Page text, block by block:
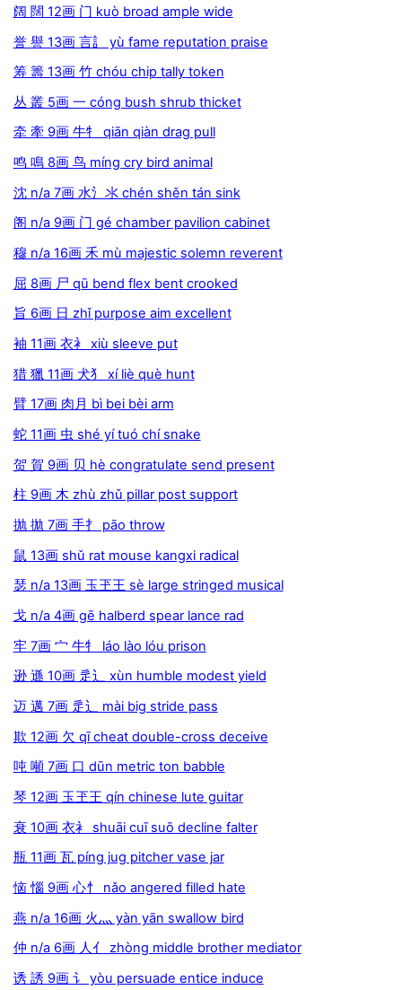
阔 闊 12画 门 kuò broad ample wide
誉 譽 13画 言訁 yù fame reputation praise
筹 籌 13画 竹 chóu chip tally token
丛 叢 5画 一 cóng bush shrub thicket
牵 牽 9画 牛牜 qiān qiàn drag pull
鸣 鳴 8画 鸟 míng cry bird animal
沈 n/a 7画 水氵氺 chén shěn tán sink
阁 n/a 9画 门 gé chamber pavilion cabinet
穆 n/a 16画 禾 mù majestic solemn reverent
屈 8画 尸 qū bend flex bent crooked
旨 6画 日 zhǐ purpose aim excellent
袖 11画 衣衤 xiù sleeve put
猎 獵 11画 犬犭 xí liè què hunt
臂 17画 肉月 bì bei bèi arm
蛇 11画 虫 shé yí tuó chí snake
贺 賀 9画 贝 hè congratulate send present
柱 9画 木 zhù zhǔ pillar post support
抛 拋 7画 手扌 pāo throw
鼠 13画 shǔ rat mouse kangxi radical
瑟 n/a 13画 玉玊王 sè large stringed musical
戈 n/a 4画 gē halberd spear lance rad
牢 7画 宀 牛牜 láo lào lóu prison
逊 遜 10画 辵辶 xùn humble modest yield
迈 邁 7画 辵辶 mài big stride pass
欺 12画 欠 qī cheat double-cross deceive
吨 噸 7画 口 dūn metric ton babble
琴 12画 玉玊王 qín chinese lute guitar
衰 10画 衣衤 shuāi cuī suō decline falter
瓶 11画 瓦 píng jug pitcher vase jar
恼 惱 9画 心忄 nǎo angered filled hate
燕 n/a 16画 火灬 yàn yān swallow bird
仲 n/a 6画 人亻 zhòng middle brother mediator
诱 誘 9画 讠 yòu persuade entice induce